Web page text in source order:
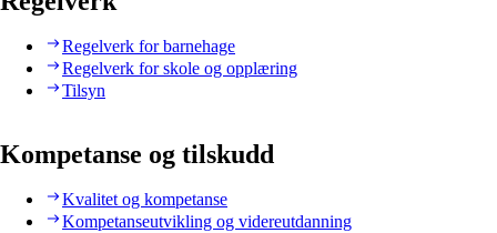
Regelverk for barnehage
Regelverk for skole og opplæring
Tilsyn
Kompetanse og tilskudd
Kvalitet og kompetanse
Kompetanseutvikling og videreutdanning